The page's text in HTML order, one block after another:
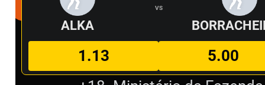
ALKA
VS
1.13
5.00